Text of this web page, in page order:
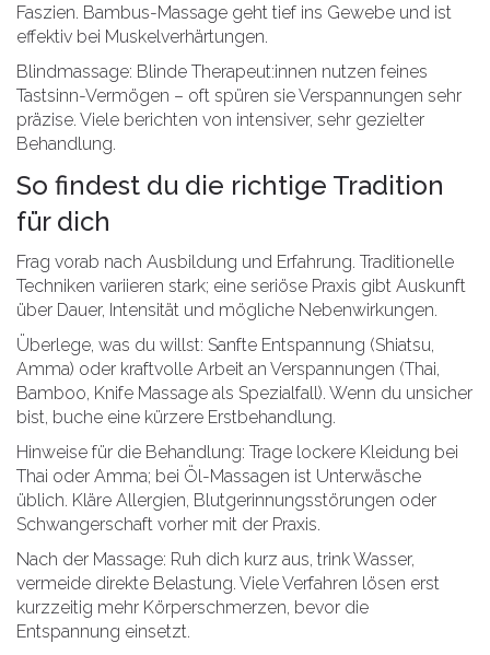
Faszien. Bambus-Massage geht tief ins Gewebe und ist
effektiv bei Muskelverhärtungen.
Blindmassage: Blinde Therapeut:innen nutzen feines
Tastsinn-Vermögen – oft spüren sie Verspannungen sehr
präzise. Viele berichten von intensiver, sehr gezielter
Behandlung.
So findest du die richtige Tradition
für dich
Frag vorab nach Ausbildung und Erfahrung. Traditionelle
Techniken variieren stark; eine seriöse Praxis gibt Auskunft
über Dauer, Intensität und mögliche Nebenwirkungen.
Überlege, was du willst: Sanfte Entspannung (Shiatsu,
Amma) oder kraftvolle Arbeit an Verspannungen (Thai,
Bamboo, Knife Massage als Spezialfall). Wenn du unsicher
bist, buche eine kürzere Erstbehandlung.
Hinweise für die Behandlung: Trage lockere Kleidung bei
Thai oder Amma; bei Öl-Massagen ist Unterwäsche
üblich. Kläre Allergien, Blutgerinnungsstörungen oder
Schwangerschaft vorher mit der Praxis.
Nach der Massage: Ruh dich kurz aus, trink Wasser,
vermeide direkte Belastung. Viele Verfahren lösen erst
kurzzeitig mehr Körperschmerzen, bevor die
Entspannung einsetzt.